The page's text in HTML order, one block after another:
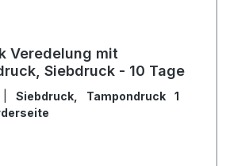
Veredelung mit
Siebdruck - 10 Tage
Siebdruck, Tampondruck 1